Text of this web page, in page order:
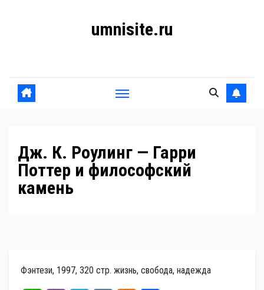
umnisite.ru
Дж. К. Роулинг — Гарри
Поттер и философский
камень
Фэнтези, 1997, 320 стр. жизнь, свобода, надежда